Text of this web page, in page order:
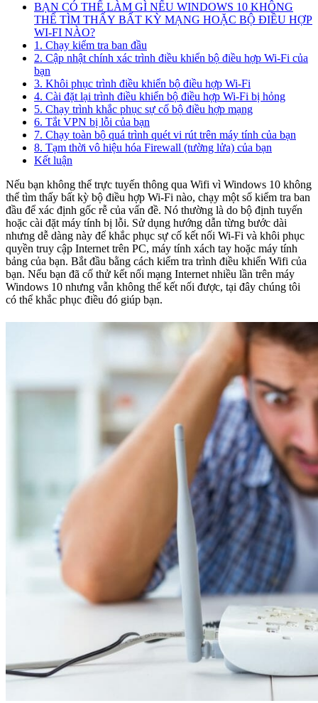
BẠN CÓ THỂ LÀM GÌ NẾU WINDOWS 10 KHÔNG
THỂ TÌM THẤY BẤT KỲ MẠNG HOẶC BỘ ĐIỀU HỢP
WI-FI NÀO?
1. Chạy kiểm tra ban đầu
2. Cập nhật chính xác trình điều khiển bộ điều hợp Wi-Fi của
bạn
3. Khôi phục trình điều khiển bộ điều hợp Wi-Fi
4. Cài đặt lại trình điều khiển bộ điều hợp Wi-Fi bị hỏng
5. Chạy trình khắc phục sự cố bộ điều hợp mạng
6. Tắt VPN bị lỗi của bạn
7. Chạy toàn bộ quá trình quét vi rút trên máy tính của bạn
8. Tạm thời vô hiệu hóa Firewall (tường lửa) của bạn
Kết luận
Nếu bạn không thể trực tuyến thông qua Wifi vì Windows 10 không
thể tìm thấy bất kỳ bộ điều hợp Wi-Fi nào, chạy một số kiểm tra ban
đầu để xác định gốc rễ của vấn đề. Nó thường là do bộ định tuyến
hoặc cài đặt máy tính bị lỗi. Sử dụng hướng dẫn từng bước dài
nhưng dễ dàng này để khắc phục sự cố kết nối Wi-Fi và khôi phục
quyền truy cập Internet trên PC, máy tính xách tay hoặc máy tính
bảng của bạn. Bắt đầu bằng cách kiểm tra trình điều khiển Wifi của
bạn. Nếu bạn đã cố thử kết nối mạng Internet nhiều lần trên máy
Windows 10 nhưng vẫn không thể kết nối được, tại đây chúng tôi
có thể khắc phục điều đó giúp bạn.